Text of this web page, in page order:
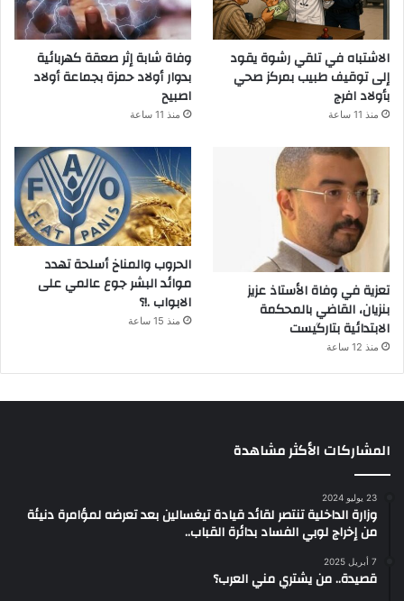
الاشتباه في تلقي رشوة يقود
إلى توقيف طبيب بمركز صحي
بأولاد افرج
منذ 11 ساعة
وفاة شابة إثر صعقة كهربائية
بدوار أولاد حمزة بجماعة أولاد
اصبيح
منذ 11 ساعة
تعزية في وفاة الأستاذ عزيز
بنزيان، القاضي بالمحكمة
الابتدائية بتارگيست
منذ 12 ساعة
الحروب والمناخ أسلحة تهدد
موائد البشر جوع عالمي على
الابواب .!؟
منذ 15 ساعة
المشاركات الأكثر مشاهدة
23 يوليو 2024
وزارة الداخلية تنتصر لقائد قيادة تيغسالين بعد تعرضه لمؤامرة دنيئة
من إخراج لوبي الفساد بدائرة القباب..
7 أبريل 2025
قصيدة.. من يشتري مني العرب؟